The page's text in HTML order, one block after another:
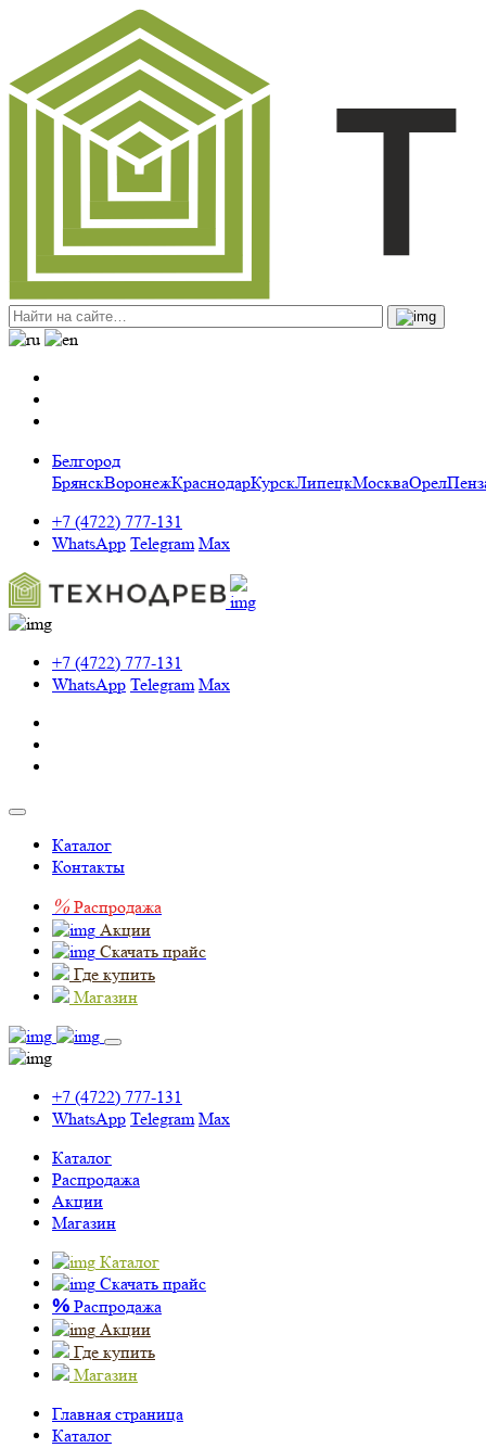
Белгород
БрянскВоронежКраснодарКурскЛипецкМоскваОрел
+7 (4722) 777-131
WhatsApp Telegram Max
+7 (4722) 777-131
WhatsApp Telegram Max
Каталог
Контакты
% Распродажа
Акции
Скачать прайс
Где купить
Магазин
+7 (4722) 777-131
WhatsApp Telegram Max
Каталог
Распродажа
Акции
Магазин
Каталог
Скачать прайс
% Распродажа
Акции
Где купить
Магазин
Главная страница
Каталог